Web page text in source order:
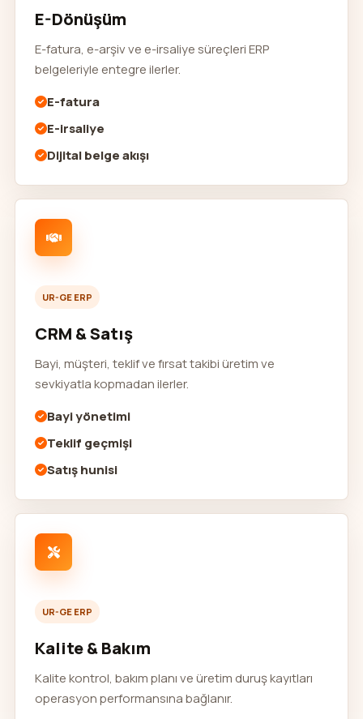
E-Dönüşüm
E-fatura, e-arşiv ve e-irsaliye süreçleri ERP
belgeleriyle entegre ilerler.
E-fatura
E-irsaliye
Dijital belge akışı
UR-GE ERP
CRM & Satış
Bayi, müşteri, teklif ve fırsat takibi üretim ve
sevkiyatla kopmadan ilerler.
Bayi yönetimi
Teklif geçmişi
Satış hunisi
UR-GE ERP
Kalite & Bakım
Kalite kontrol, bakım planı ve üretim duruş kayıtları
operasyon performansına bağlanır.